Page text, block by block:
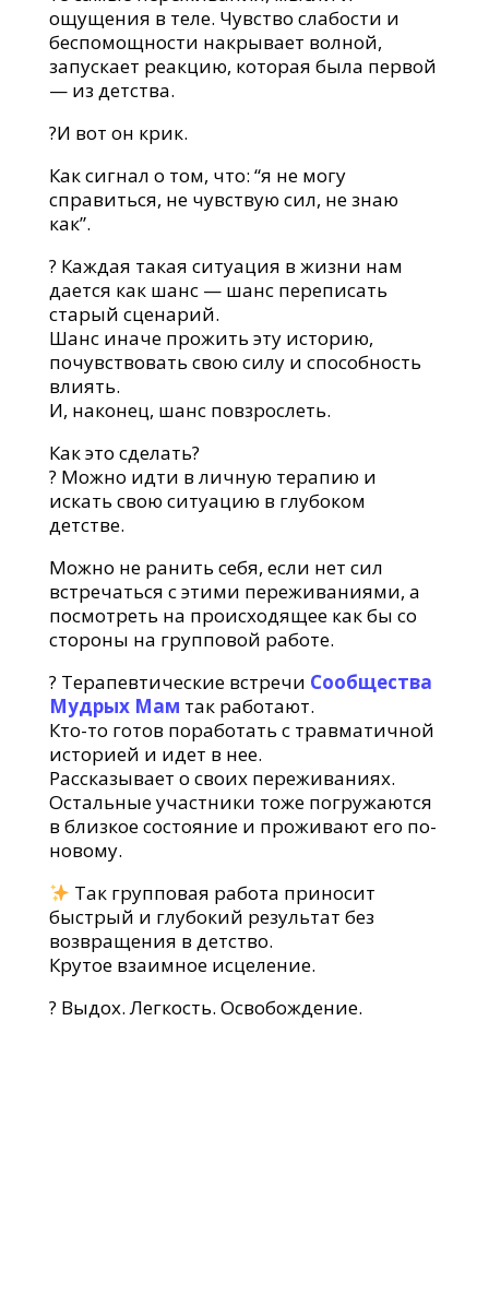
ощущения в теле. Чувство слабости и
беспомощности накрывает волной,
запускает реакцию, которая была первой
— из детства.
?И вот он крик.
Как сигнал о том, что: “я не могу
справиться, не чувствую сил, не знаю
как”.
? Каждая такая ситуация в жизни нам
дается как шанс — шанс переписать
старый сценарий.
Шанс иначе прожить эту историю,
почувствовать свою силу и способность
влиять.
И, наконец, шанс повзрослеть.
Как это сделать?
? Можно идти в личную терапию и
искать свою ситуацию в глубоком
детстве.
Можно не ранить себя, если нет сил
встречаться с этими переживаниями, а
посмотреть на происходящее как бы со
стороны на групповой работе.
? Терапевтические встречи Cообщества
Мудрых Мам так работают.
Кто-то готов поработать с травматичной
историей и идет в нее.
Рассказывает о своих переживаниях.
Остальные участники тоже погружаются
в близкое состояние и проживают его по-
новому.
Так групповая работа приносит
быстрый и глубокий результат без
возвращения в детство.
Крутое взаимное исцеление.
? Выдох. Легкость. Освобождение.